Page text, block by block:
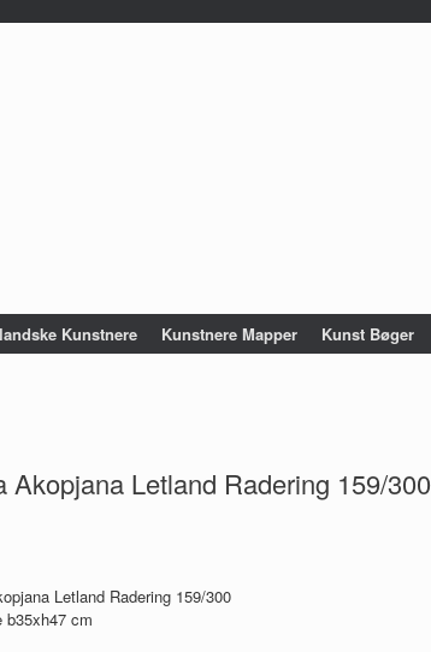
Kunstnere Kunstnere Mapper Kunst Bøger
Akopjana Letland Radering 159/300
Letland Radering 159/300
b35xh47 cm